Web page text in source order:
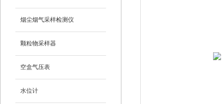
烟尘烟气采样检测仪
颗粒物采样器
空盒气压表
水位计